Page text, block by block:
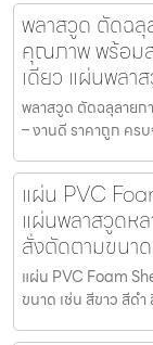
พลาสวูด ตัดฉ
คุณภาพ พร้อม
เดียว แผ่นพลา
พลาสวูด ตัดฉลุลาย
– งานดี ราคาถูก คร
แผ่น PVC
แผ่นพลาสวูดห
สั่งตัดตามขนา
แผ่น PVC Foam
ขนาด เช่น สีขาว สีด